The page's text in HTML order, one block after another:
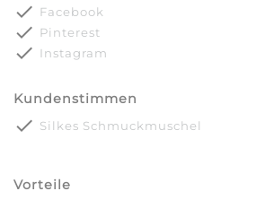
done Facebook
done Pinterest
done Instagram
Kundenstimmen
done Silkes Schmuckmuschel
Vorteile